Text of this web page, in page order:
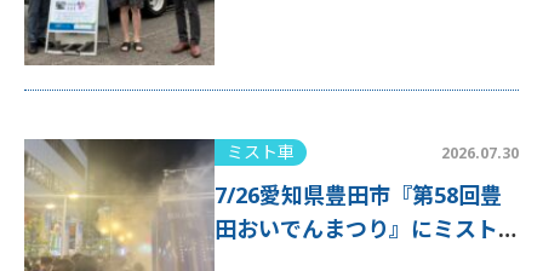
ミスト車 2026.07.30
7/26愛知県豊田市『第58回豊
田おいでんまつり』にミスト